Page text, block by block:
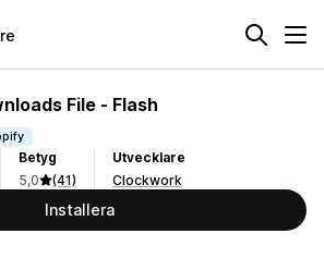
File ‑ Flash
Betyg
5,0
(41)
Utvecklare
Clockwork
Installera